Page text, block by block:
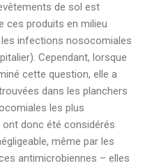
de sol est
ces produits en milieu
infections nosocomiales
Cependant, lorsque
cette question, elle a
dans les planchers
les plus
donc été considérés
même par les
antimicrobiennes – elles